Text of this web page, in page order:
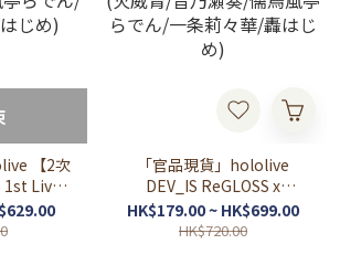
【2次
1st Live
會周邊
らでん/
「官品現貨」hololive
DEV_IS ReGLOSS x
ANIPLUS 韓國Cafe 場販周
邊 (火威青/音乃瀬奏/儒烏風
HK$179.00 ~ HK$699.00
HK$720.00